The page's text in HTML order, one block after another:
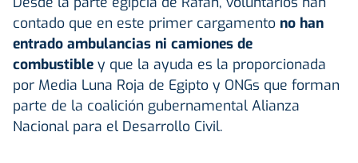
contado que en este primer cargamento no han
entrado ambulancias ni camiones de
combustible y que la ayuda es la proporcionada
por Media Luna Roja de Egipto y ONGs que forman
parte de la coalición gubernamental Alianza
Nacional para el Desarrollo Civil.